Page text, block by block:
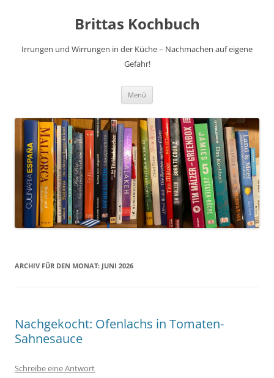
Brittas Kochbuch
Irrungen und Wirrungen in der Küche – Nachmachen auf eigene
Gefahr!
Menü
ARCHIV FÜR DEN MONAT: JUNI 2026
Nachgekocht: Ofenlachs in Tomaten-
Sahnesauce
Schreibe eine Antwort